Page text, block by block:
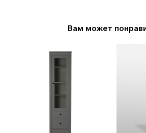
Вам может